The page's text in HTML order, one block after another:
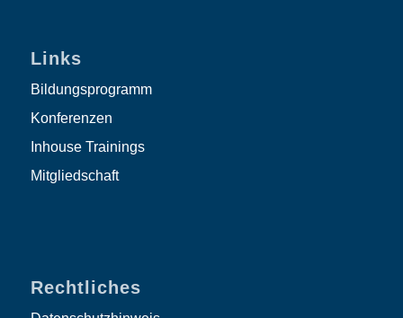
Links
Bildungsprogramm
Konferenzen
Inhouse Trainings
Mitgliedschaft
Rechtliches